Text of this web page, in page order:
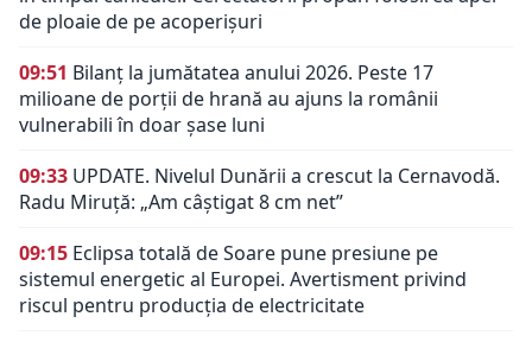
de ploaie de pe acoperișuri
09:51 Bilanț la jumătatea anului 2026. Peste 17
milioane de porții de hrană au ajuns la românii
vulnerabili în doar șase luni
09:33 UPDATE. Nivelul Dunării a crescut la Cernavodă.
Radu Miruță: „Am câștigat 8 cm net”
09:15 Eclipsa totală de Soare pune presiune pe
sistemul energetic al Europei. Avertisment privind
riscul pentru producția de electricitate